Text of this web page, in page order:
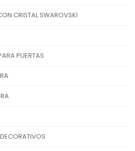
CRISTAL SWAROVSKI
PUERTAS